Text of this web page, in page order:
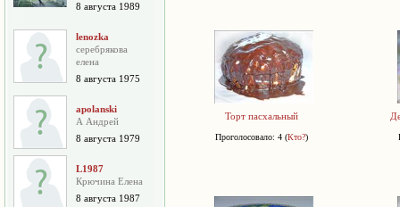
8 августа 1989
lenozka
серебрякова
елена
8 августа 1975
apolanski
А Андрей
8 августа 1979
L1987
Крючина Елена
8 августа 1987
Торт пасхальный
Проголосовало: 4 (Кто?)